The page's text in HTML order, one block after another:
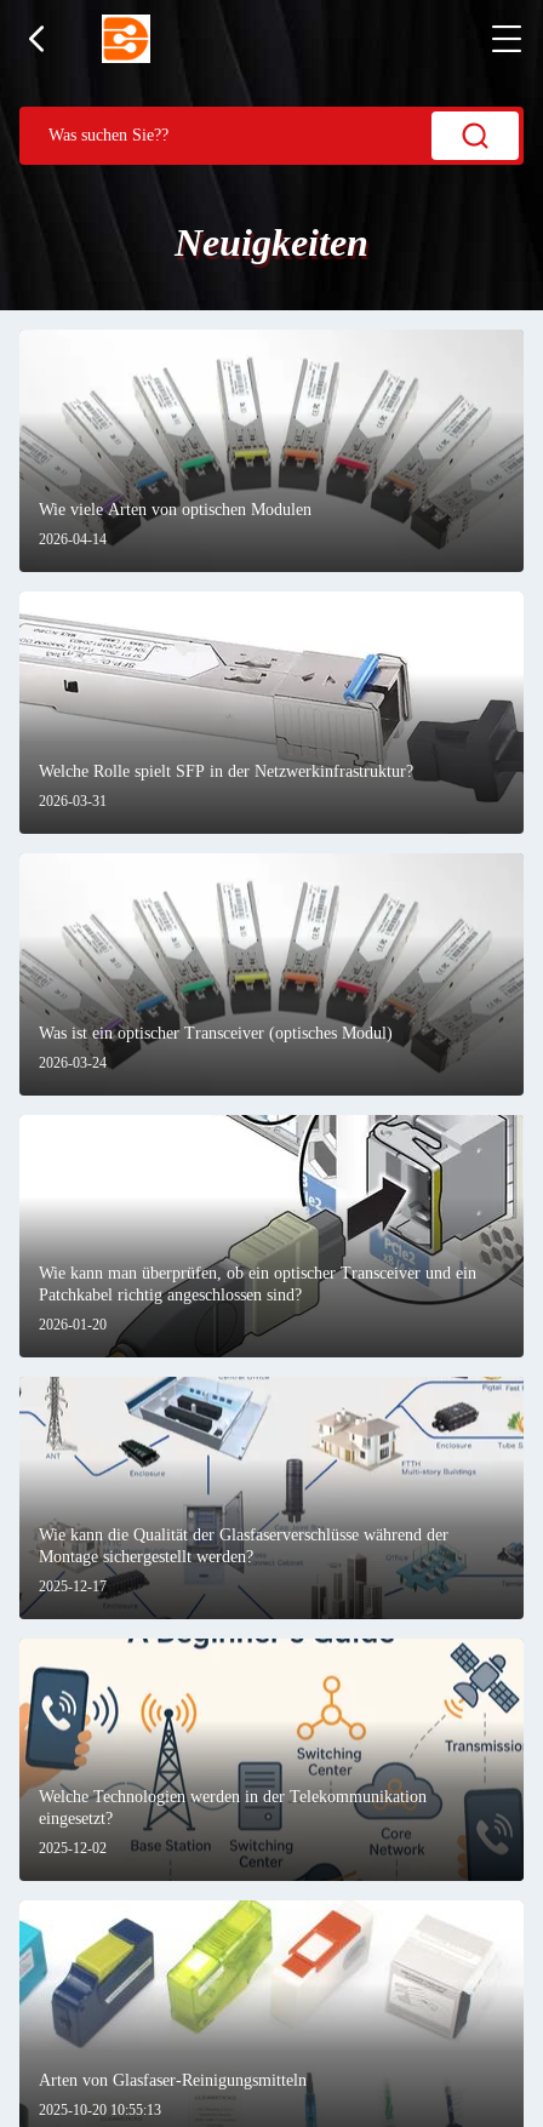
Neuigkeiten
2026-04-14
Wie viele Arten von optischen Modulen
2026-03-31
Welche Rolle spielt SFP in der Netzwerkinfrastruktur?
2026-03-24
Was ist ein optischer Transceiver (optisches Modul)
2026-01-20
Wie kann man überprüfen, ob ein optischer Transceiver und ein
Patchkabel richtig angeschlossen sind?
2025-12-17
Wie kann die Qualität der Glasfaserverschlüsse während der
Montage sichergestellt werden?
2025-12-02
Welche Technologien werden in der Telekommunikation
eingesetzt?
2025-10-20 10:55:13
Arten von Glasfaser-Reinigungsmitteln